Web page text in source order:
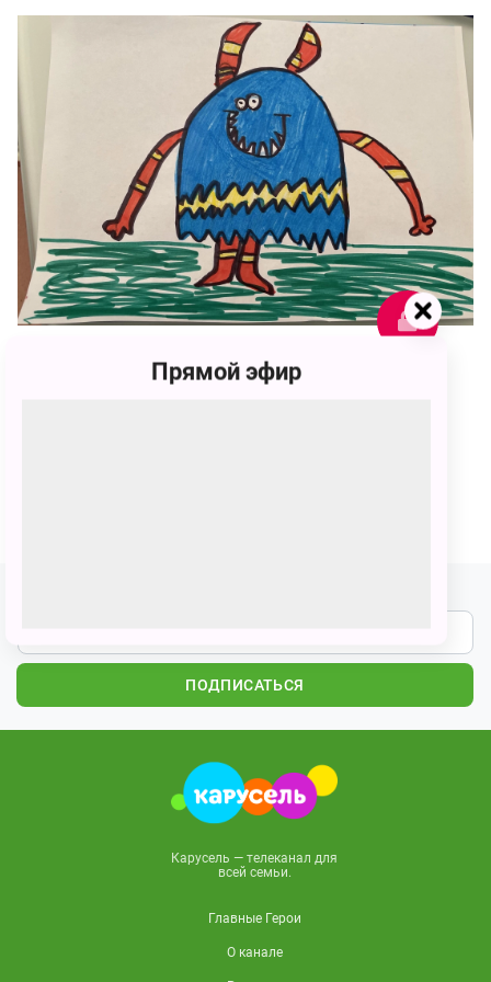
ПОДПИСАТЬСЯ
Карусель — телеканал для
всей семьи.
Главные Герои
О канале
Прямой эфир